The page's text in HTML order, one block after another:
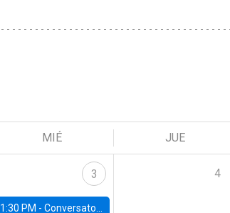
MIÉ JUE
3
1:30 PM -Conversatorio | Pobreza, Salud Mental y Violencia: Perspectivas y Propuestas desde la UC
4